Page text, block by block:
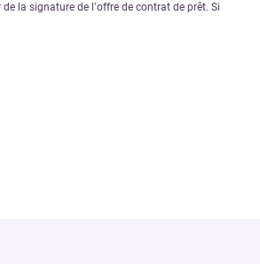
la signature de l’offre de contrat de prêt. Si